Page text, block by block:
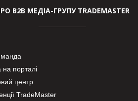
В2В МЕДІА-ГРУПУ TRADEMASTER
порталі
центр
TradeMaster